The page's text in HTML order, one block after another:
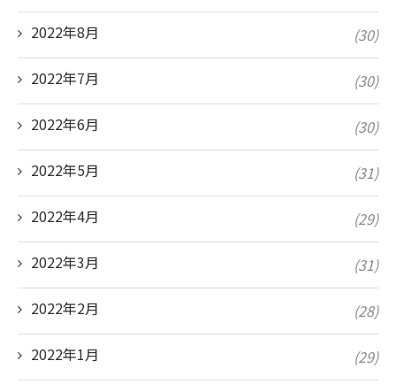
2022年8月 (30)
2022年7月 (30)
2022年6月 (30)
2022年5月 (31)
2022年4月 (29)
2022年3月 (31)
2022年2月 (28)
2022年1月 (29)